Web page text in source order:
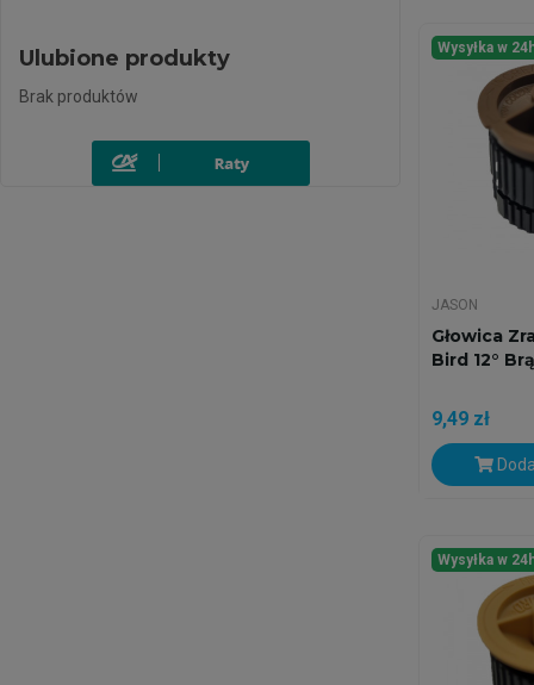
Ulubione produkty
Brak produktów
Wysyłka w
JASON
Głowica
Bird 12°
9,49 zł
Wysyłka w